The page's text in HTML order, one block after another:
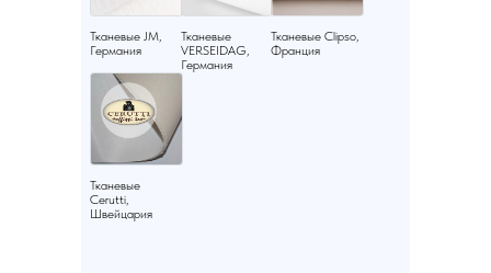
Тканевые JM,
Германия
Тканевые
VERSEIDAG,
Германия
Тканевые Clipso,
Франция
Тканевые
Cerutti,
Швейцария